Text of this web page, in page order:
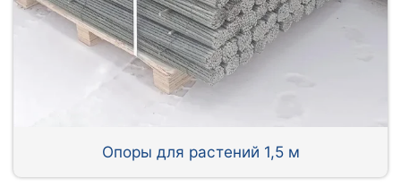
Опоры для растений 1,5 м